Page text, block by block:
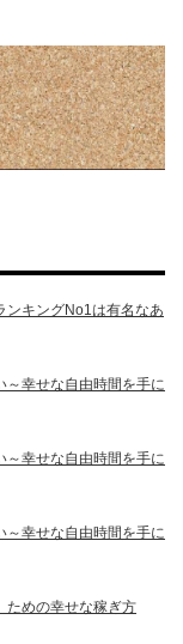
ンキングNo1は有名なあ
～幸せな自由時間を手に
～幸せな自由時間を手に
～幸せな自由時間を手に
ための幸せな稼ぎ方